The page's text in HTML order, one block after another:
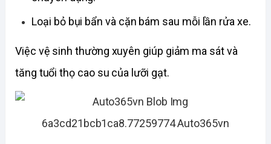
Loại bỏ bụi bẩn và cặn bám sau mỗi lần rửa xe.
Việc vệ sinh thường xuyên giúp giảm ma sát và
tăng tuổi thọ cao su của lưỡi gạt.